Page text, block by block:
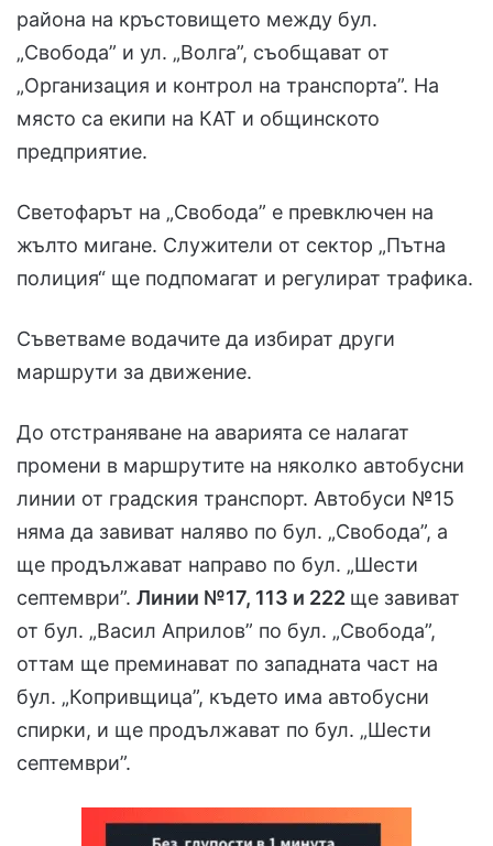
района на кръстовището между бул.
„Свобода” и ул. „Волга”, съобщават от
„Организация и контрол на транспорта”. На
място са екипи на КАТ и общинското
предприятие.
Светофарът на „Свобода” е превключен на
жълто мигане. Служители от сектор „Пътна
полиция“ ще подпомагат и регулират трафика.
Съветваме водачите да избират други
маршрути за движение.
До отстраняване на аварията се налагат
промени в маршрутите на няколко автобусни
линии от градския транспорт. Автобуси №15
няма да завиват наляво по бул. „Свобода”, а
ще продължават направо по бул. „Шести
септември”. Линии №17, 113 и 222 ще завиват
от бул. „Васил Априлов” по бул. „Свобода”,
оттам ще преминават по западната част на
бул. „Копривщица”, където има автобусни
спирки, и ще продължават по бул. „Шести
септември”.